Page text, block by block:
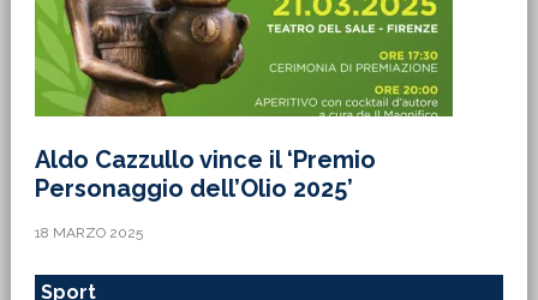
Aldo Cazzullo vince il ‘Premio
Personaggio dell’Olio 2025’
18 MARZO 2025
Sport